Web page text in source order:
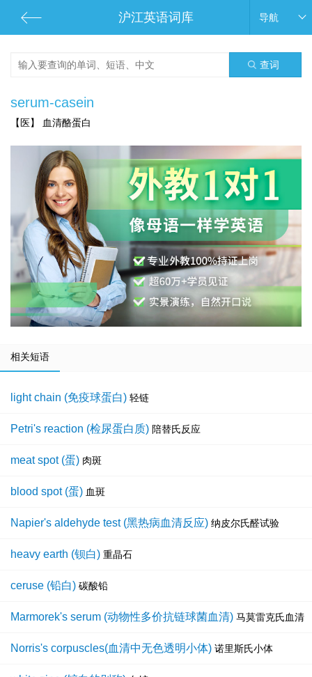
沪江英语词库 导航
查词
serum-casein
【医】 血清酪蛋白
相关短语
light chain (免疫球蛋白) 轻链
Petri's reaction (检尿蛋白质) 陪替氏反应
meat spot (蛋) 肉斑
blood spot (蛋) 血斑
Napier's aldehyde test (黑热病血清反应) 纳皮尔氏醛试验
heavy earth (钡白) 重晶石
ceruse (铅白) 碳酸铅
Marmorek's serum (动物性多价抗链球菌血清) 马莫雷克氏血清
Norris's corpuscles(血清中无色透明小体) 诺里斯氏小体